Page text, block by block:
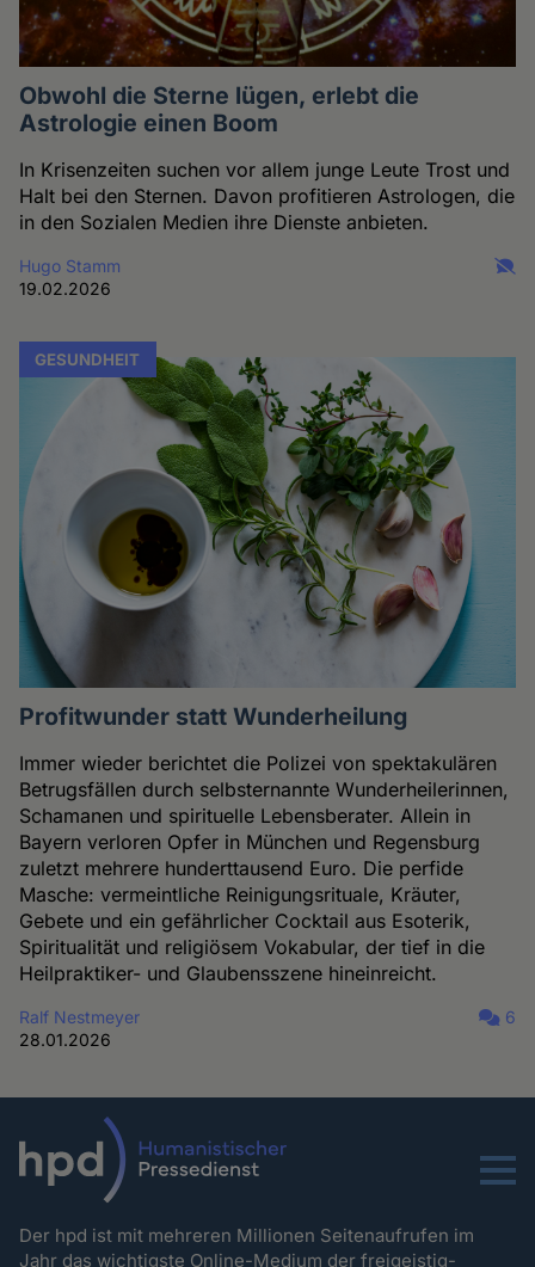
Obwohl die Sterne lügen, erlebt die
Astrologie einen Boom
In Krisenzeiten suchen vor allem junge Leute Trost und
Halt bei den Sternen. Davon profitieren Astrologen, die
in den Sozialen Medien ihre Dienste anbieten.
Hugo Stamm
19.02.2026
GESUNDHEIT
Profitwunder statt Wunderheilung
Immer wieder berichtet die Polizei von spektakulären
Betrugsfällen durch selbsternannte Wunderheilerinnen,
Schamanen und spirituelle Lebensberater. Allein in
Bayern verloren Opfer in München und Regensburg
zuletzt mehrere hunderttausend Euro. Die perfide
Masche: vermeintliche Reinigungsrituale, Kräuter,
Gebete und ein gefährlicher Cocktail aus Esoterik,
Spiritualität und religiösem Vokabular, der tief in die
Heilpraktiker- und Glaubensszene hineinreicht.
Ralf Nestmeyer
28.01.2026
6
Menu
Der hpd ist mit mehreren Millionen Seitenaufrufen im
Jahr das wichtigste Online-Medium der freigeistig-